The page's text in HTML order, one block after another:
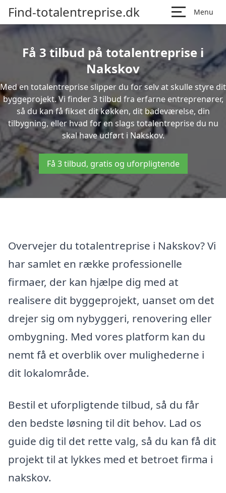
Find-totalentreprise.dk Menu
Få 3 tilbud på totalentreprise i
Nakskov
Med en totalentreprise slipper du for selv at skulle styre dit
byggeprojekt. Vi finder 3 tilbud fra erfarne entreprenører,
så du kan få fikset dit køkken, dit badeværelse, din
tilbygning, eller hvad for en slags totalentreprise du nu
skal have udført i Nakskov.
Få 3 tilbud, gratis og uforpligtende
Overvejer du totalentreprise i Nakskov? Vi
har samlet en række professionelle
firmaer, der kan hjælpe dig med at
realisere dit byggeprojekt, uanset om det
drejer sig om nybyggeri, renovering eller
ombygning. Med vores platform kan du
nemt få et overblik over mulighederne i
dit lokalområde.
Bestil et uforpligtende tilbud, så du får
den bedste løsning til dit behov. Lad os
guide dig til det rette valg, så du kan få dit
projekt til at lykkes med et betroet firma i
nakskov.